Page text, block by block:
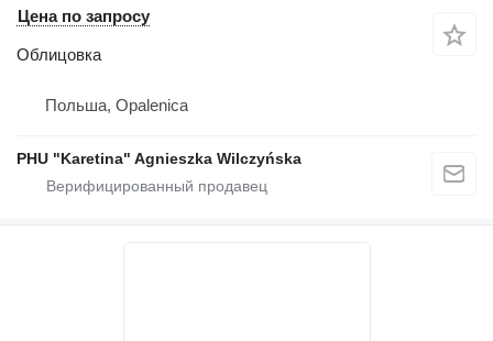
Цена по запросу
Облицовка
Польша, Opalenica
PHU "Karetina" Agnieszka Wilczyńska